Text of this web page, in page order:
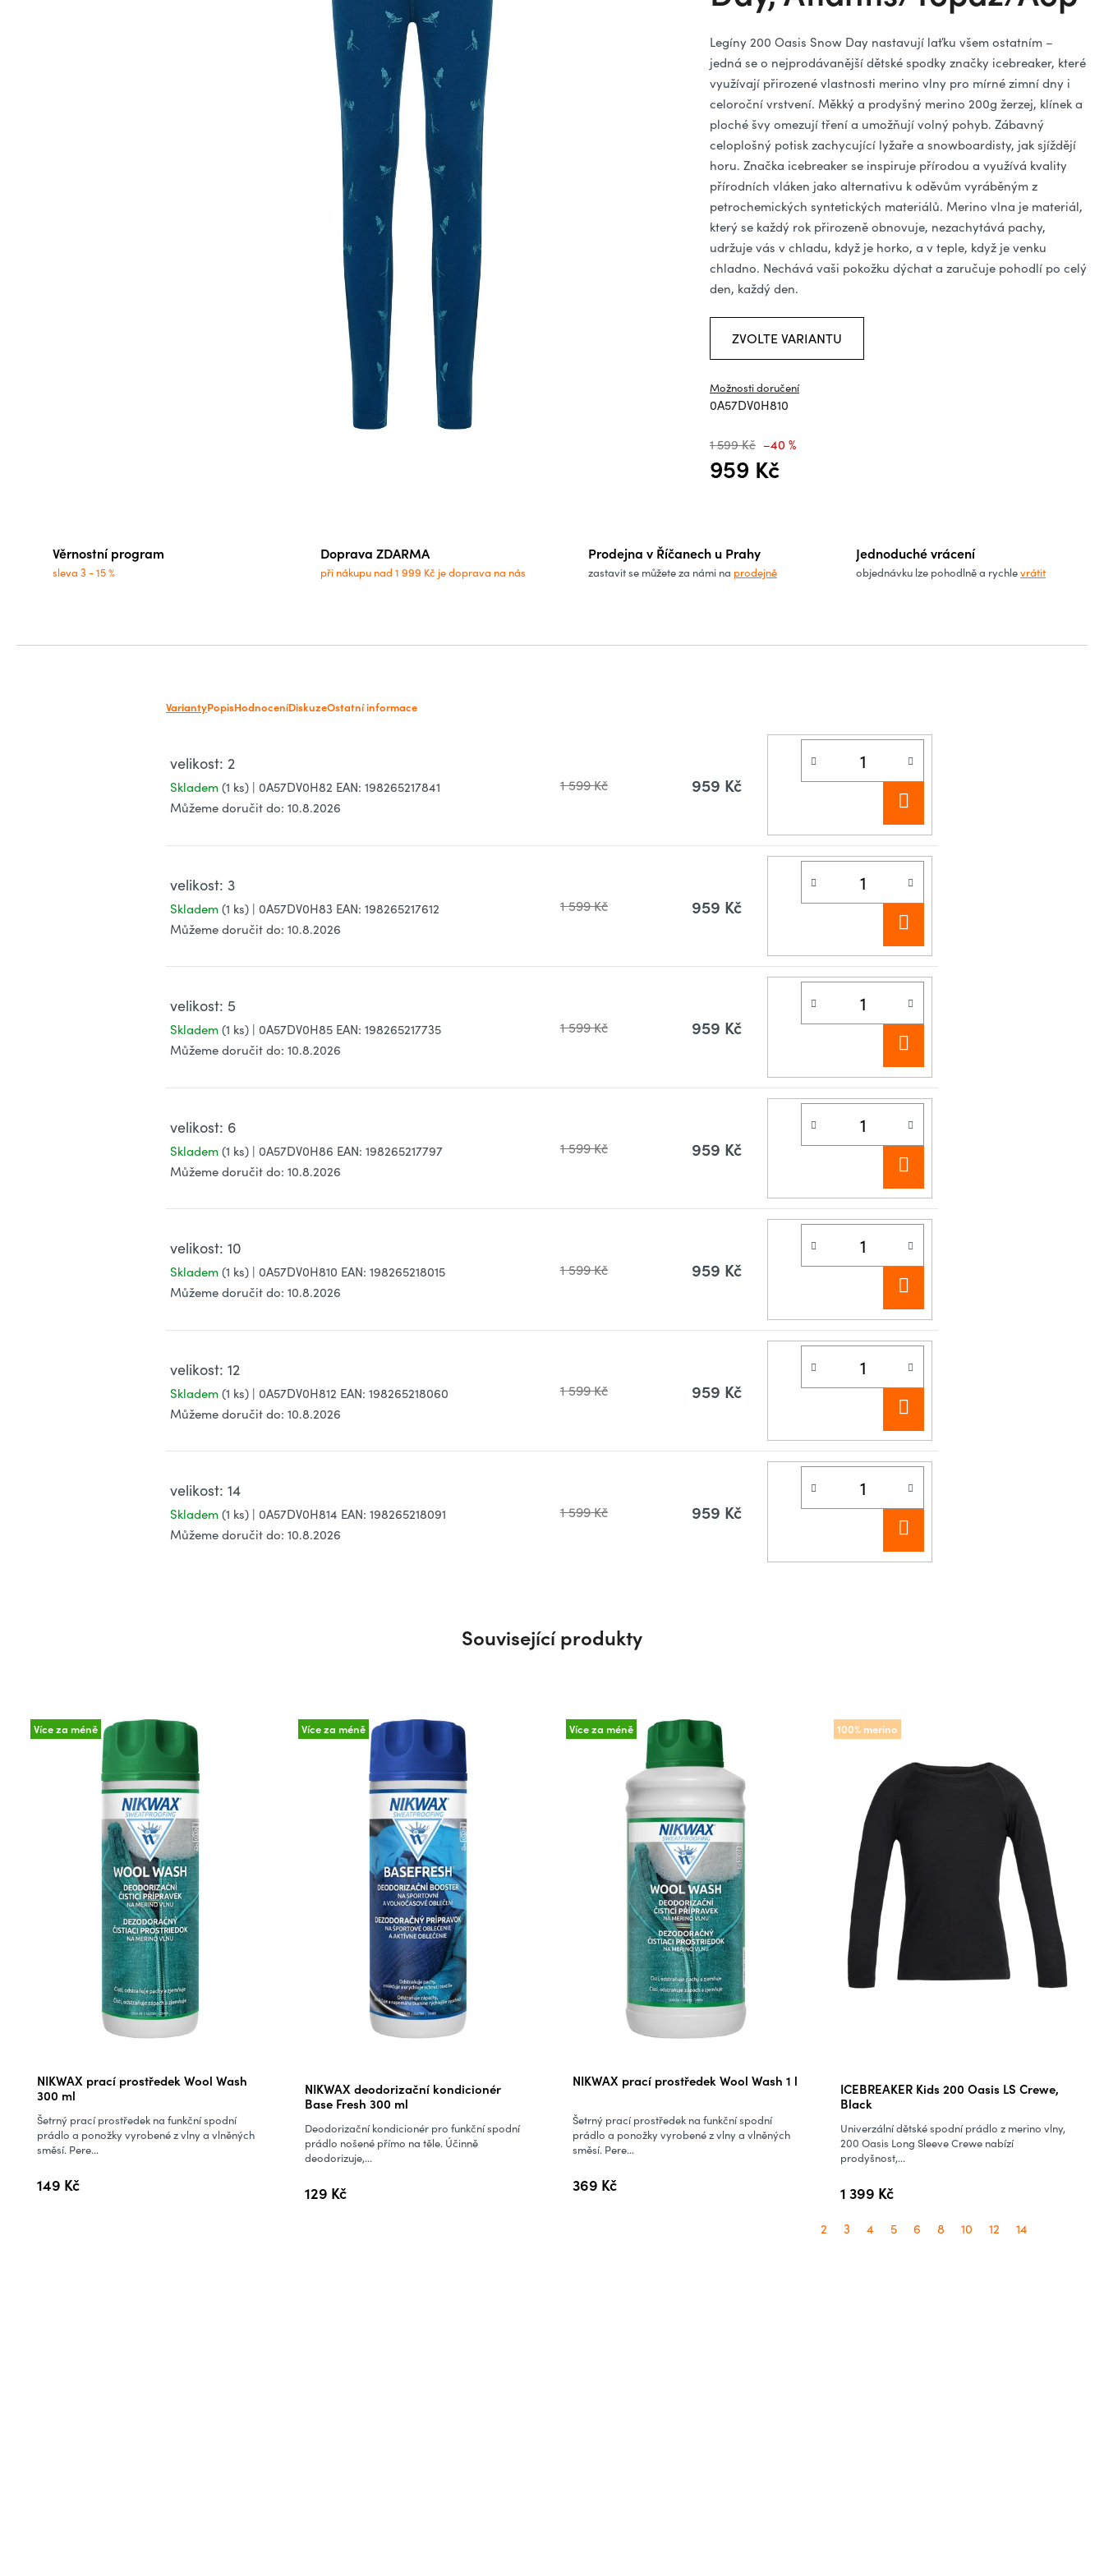
Legíny 200 Oasis Snow Day nastavují laťku všem ostatním –
jedná se o nejprodávanější dětské spodky značky icebreaker, které
využívají přirozené vlastnosti merino vlny pro mírné zimní dny i
celoroční vrstvení. Měkký a prodyšný merino 200g žerzej, klínek a
ploché švy omezují tření a umožňují volný pohyb. Zábavný
celoplošný potisk zachycující lyžaře a snowboardisty, jak sjíždějí
horu. Značka icebreaker se inspiruje přírodou a využívá kvality
přírodních vláken jako alternativu k oděvům vyráběným z
petrochemických syntetických materiálů. Merino vlna je materiál,
který se každý rok přirozeně obnovuje, nezachytává pachy,
udržuje vás v chladu, když je horko, a v teple, když je venku
chladno. Nechává vaši pokožku dýchat a zaručuje pohodlí po celý
den, každý den.
ZVOLTE VARIANTU
Možnosti doručení
0A57DV0H810
1 599 Kč –40 %
959 Kč
Věrnostní program
sleva 3 - 15 %
Doprava ZDARMA
při nákupu nad 1 999 Kč je doprava na nás
Prodejna v Říčanech u Prahy
zastavit se můžete za námi na prodejně
Jednoduché vrácení
objednávku lze pohodlně a rychlevrátit
VariantyPopisHodnoceníDiskuzeOstatní informace
velikost: 2
Skladem (1 ks) | 0A57DV0H82 EAN: 198265217841
Můžeme doručit do: 10.8.2026
1 599 Kč 959 Kč
DO
KOŠÍKU
velikost: 3
Skladem (1 ks) | 0A57DV0H83 EAN: 198265217612
Můžeme doručit do: 10.8.2026
1 599 Kč 959 Kč
DO
KOŠÍKU
velikost: 5
Skladem (1 ks) | 0A57DV0H85 EAN: 198265217735
Můžeme doručit do: 10.8.2026
1 599 Kč 959 Kč
DO
KOŠÍKU
velikost: 6
Skladem (1 ks) | 0A57DV0H86 EAN: 198265217797
Můžeme doručit do: 10.8.2026
1 599 Kč 959 Kč
DO
KOŠÍKU
velikost: 10
Skladem (1 ks) | 0A57DV0H810 EAN: 198265218015
Můžeme doručit do: 10.8.2026
1 599 Kč 959 Kč
DO
KOŠÍKU
velikost: 12
Skladem (1 ks) | 0A57DV0H812 EAN: 198265218060
Můžeme doručit do: 10.8.2026
1 599 Kč 959 Kč
DO
KOŠÍKU
velikost: 14
Skladem (1 ks) | 0A57DV0H814 EAN: 198265218091
Můžeme doručit do: 10.8.2026
1 599 Kč 959 Kč
DO
KOŠÍKU
Související produkty
Více za méně
NIKWAX prací prostředek Wool Wash
300 ml
hodnocení
produktu
je
5,0
5
149 Kč
Šetrný prací prostředek na funkční spodní
prádlo a ponožky vyrobené z vlny a vlněných
směsí. Pere...
Více za méně
NIKWAX deodorizační kondicionér
Base Fresh 300 ml
129 Kč
Deodorizační kondicionér pro funkční spodní
prádlo nošené přímo na těle. Účinně
deodorizuje,...
Více za méně
NIKWAX prací prostředek Wool Wash 1 l
hodnocení
produktu
je
4,0
5
369 Kč
Šetrný prací prostředek na funkční spodní
prádlo a ponožky vyrobené z vlny a vlněných
směsí. Pere...
100% merino
ICEBREAKER Kids 200 Oasis LS Crewe,
Black
1 399 Kč
Univerzální dětské spodní prádlo z merino vlny,
200 Oasis Long Sleeve Crewe nabízí
prodyšnost,...
2 3 4 5 6 8 10 12 14